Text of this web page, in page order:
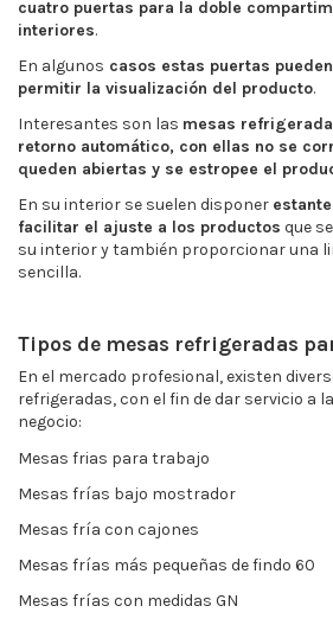
cuatro puertas para la doble
interiores.
En algunos casos estas puertas
permitir la visualización del producto.
Interesantes son las mesas
retorno automático, con ellas no se
queden abiertas y se estropee el
En su interior se suelen disponer
facilitar el ajuste a los productos que
su interior y también proporcionar una
sencilla.
Tipos de mesas refrigeradas
En el mercado profesional, existen
refrigeradas, con el fin de dar servicio a
negocio:
Mesas frias para trabajo
Mesas frías bajo mostrador
Mesas fría con cajones
Mesas frías más pequeñas de findo 60
Mesas frías con medidas GN